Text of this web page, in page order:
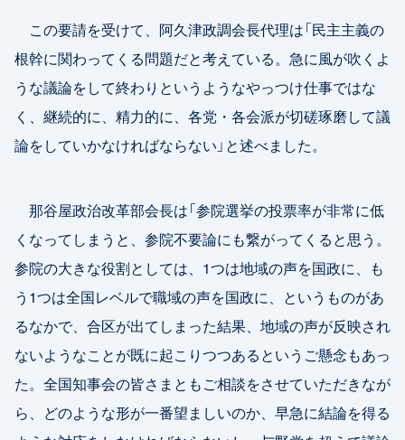
この要請を受けて、阿久津政調会長代理は「民主主義の
根幹に関わってくる問題だと考えている。急に風が吹くよ
うな議論をして終わりというようなやっつけ仕事ではな
く、継続的に、精力的に、各党・各会派が切磋琢磨して議
論をしていかなければならない」と述べました。
那谷屋政治改革部会長は「参院選挙の投票率が非常に低
くなってしまうと、参院不要論にも繋がってくると思う。
参院の大きな役割としては、1つは地域の声を国政に、も
う1つは全国レベルで職域の声を国政に、というものがあ
るなかで、合区が出てしまった結果、地域の声が反映され
ないようなことが既に起こりつつあるというご懸念もあっ
た。全国知事会の皆さまともご相談をさせていただきなが
ら、どのような形が一番望ましいのか、早急に結論を得る